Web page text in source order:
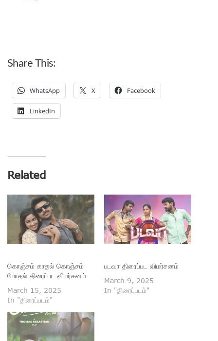
Share This:
WhatsApp X Facebook
LinkedIn
Related
கொஞ்சம் காதல் கொஞ்சம்
மோதல் திரைப்பட விமர்சனம்
March 15, 2025
In "திரைப்படம்"
படவா திரைப்பட விமர்சனம்
March 9, 2025
In "திரைப்படம்"